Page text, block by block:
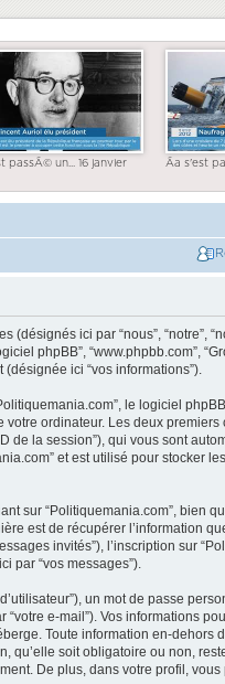
passÃ© un... 16 janvier Ãa s'est
ici par “nous”, “notre”,
phpBB”, “www.phpbb.com”,
ici “vos informations”).
le logiciel
ordinateur. Les deux
de la session”), qui vous sont
et est utilisé pour stocker
sur “Politiquemania.com”, bien
est de récupérer l’information
invités”), l’inscription sur
par “vos messages”).
un mot de passe
e-mail”). Vos informations
Toute information en-dehors
soit obligatoire ou non,
De plus, dans votre profil,